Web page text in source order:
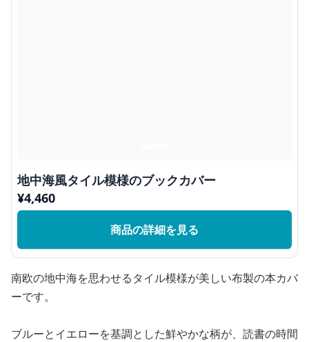
地中海風タイル模様のブックカバー
¥4,460
商品の詳細を見る
南欧の地中海を思わせるタイル模様が美しい布製の本カバ
ーです。
ブルーとイエローを基調とした鮮やかな柄が、読書の時間